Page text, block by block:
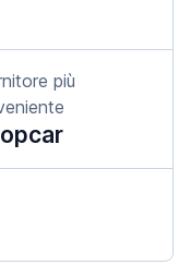
più